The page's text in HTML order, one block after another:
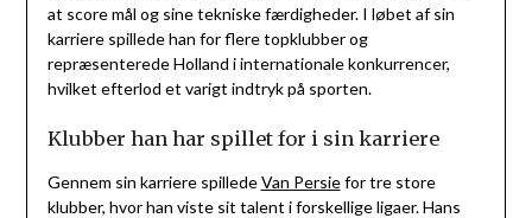
at score mål og sine tekniske færdigheder. I løbet af sin
karriere spillede han for flere topklubber og
repræsenterede Holland i internationale konkurrencer,
hvilket efterlod et varigt indtryk på sporten.
Klubber han har spillet for i sin karriere
Gennem sin karriere spilledeVan Persiefor tre store
klubber, hvor han viste sit talent i forskellige ligaer. Hans